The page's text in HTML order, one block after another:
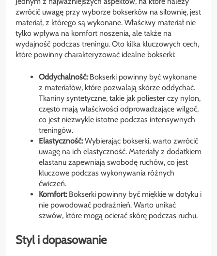
zwrócić uwagę przy wyborze bokserków na siłownię, jest
materiał, z którego są wykonane. Właściwy materiał nie
tylko wpływa na komfort noszenia, ale także na
wydajność podczas treningu. Oto kilka kluczowych cech,
które powinny charakteryzować idealne bokserki:
Oddychalność:Bokserki powinny być wykonane
z materiałów, które pozwalają skórze oddychać.
Tkaniny syntetyczne, takie jak poliester czy nylon,
często mają właściwości odprowadzające wilgoć,
co jest niezwykle istotne podczas intensywnych
treningów.
Elastyczność:Wybierając bokserki, warto zwrócić
uwagę na ich elastyczność. Materiały z dodatkiem
elastanu zapewniają swobodę ruchów, co jest
kluczowe podczas wykonywania różnych
ćwiczeń.
Komfort:Bokserki powinny być miękkie w dotyku i
nie powodować podrażnień. Warto unikać
szwów, które mogą ocierać skórę podczas ruchu.
Styl i dopasowanie